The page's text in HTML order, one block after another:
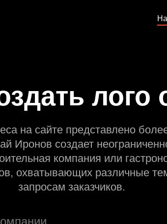
лого
на сайте представлено
Иронов создает
компания или
охватывающих различные
запросам заказчиков.